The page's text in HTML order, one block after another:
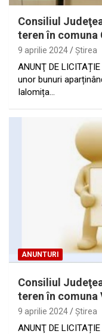
Consiliul
teren în comuna
9 aprilie 2024 Ştirea
ANUNŢ DE
unor bunuri
Ialomița…
ANUNTURI
Consiliul
teren în comuna
9 aprilie 2024 Ştirea
ANUNŢ DE